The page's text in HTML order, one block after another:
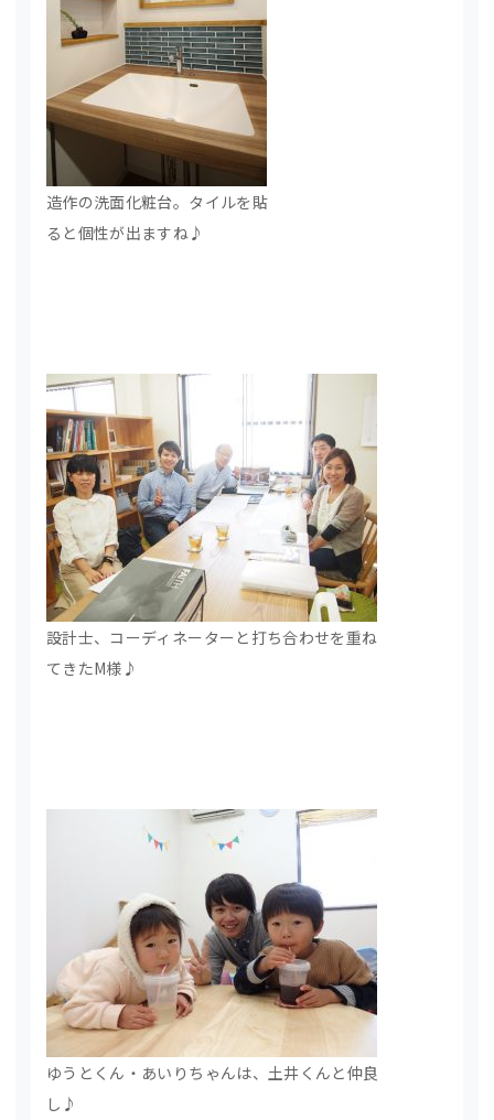
造作の洗面化粧台。タイルを貼
ると個性が出ますね♪
設計士、コーディネーターと打ち合わせを重ね
てきたM様♪
ゆうとくん・あいりちゃんは、土井くんと仲良
し♪